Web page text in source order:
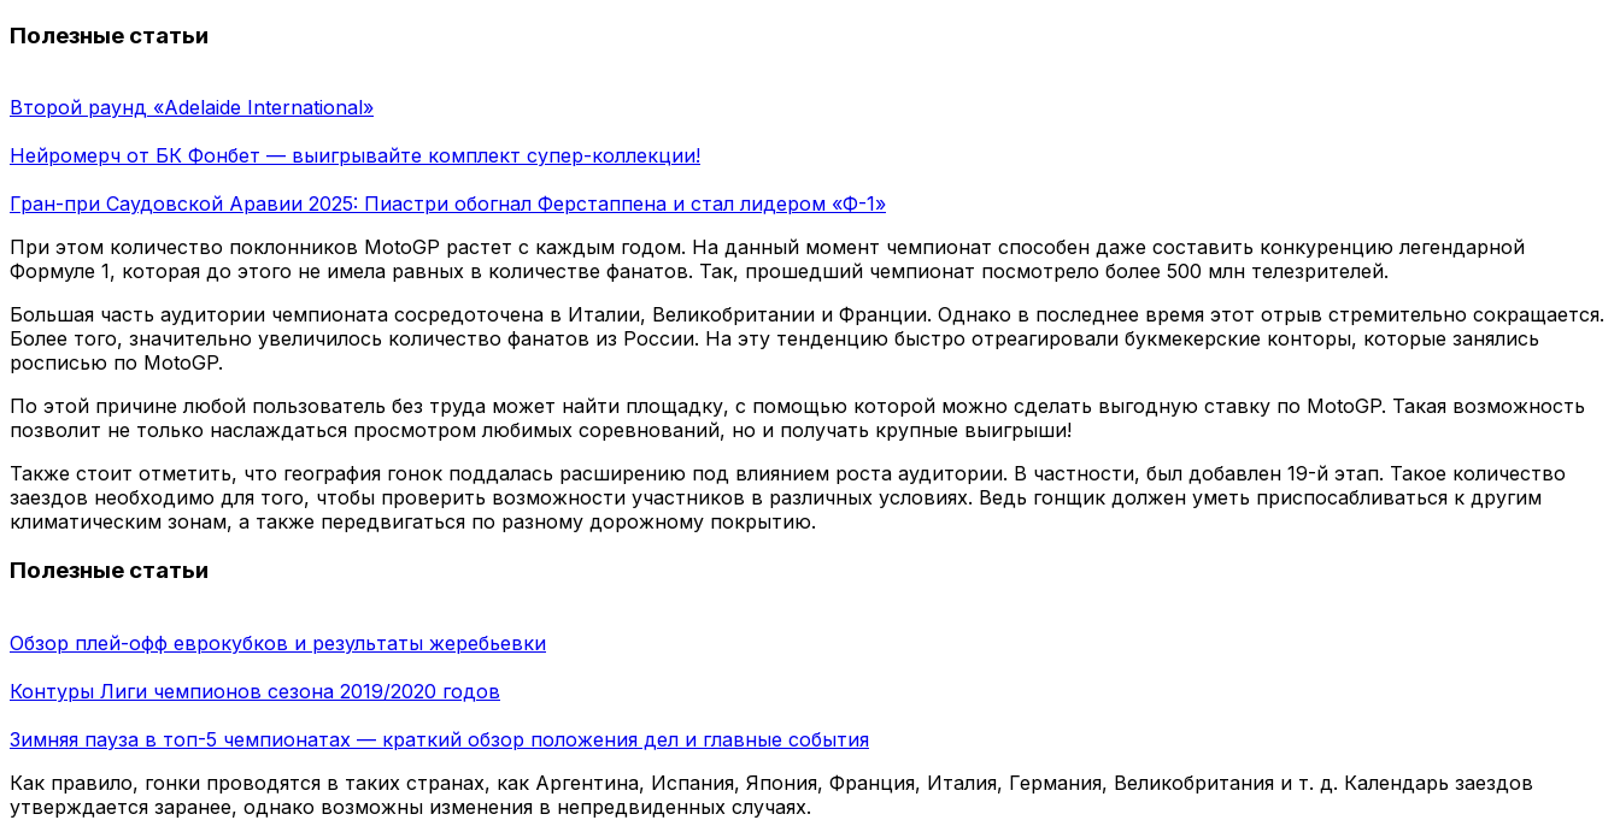
Полезные статьи
Второй раунд «Adelaide International»
Нейромерч от БК Фонбет — выигрывайте комплект супер-коллекции!
Гран-при Саудовской Аравии 2025: Пиастри обогнал Ферстаппена и стал лидером «Ф-1»
При этом количество поклонников MotoGP растет с каждым годом. На данный момент чемпионат способен даже составить конкуренцию легендарной
Формуле 1, которая до этого не имела равных в количестве фанатов. Так, прошедший чемпионат посмотрело более 500 млн телезрителей.
Большая часть аудитории чемпионата сосредоточена в Италии, Великобритании и Франции. Однако в последнее время этот отрыв стремительно сокращается.
Более того, значительно увеличилось количество фанатов из России. На эту тенденцию быстро отреагировали букмекерские конторы, которые занялись
росписью по MotoGP.
По этой причине любой пользователь без труда может найти площадку, с помощью которой можно сделать выгодную ставку по MotoGP. Такая возможность
позволит не только наслаждаться просмотром любимых соревнований, но и получать крупные выигрыши!
Также стоит отметить, что география гонок поддалась расширению под влиянием роста аудитории. В частности, был добавлен 19-й этап. Такое количество
заездов необходимо для того, чтобы проверить возможности участников в различных условиях. Ведь гонщик должен уметь приспосабливаться к другим
климатическим зонам, а также передвигаться по разному дорожному покрытию.
Полезные статьи
Обзор плей-офф еврокубков и результаты жеребьевки
Контуры Лиги чемпионов сезона 2019/2020 годов
Зимняя пауза в топ-5 чемпионатах — краткий обзор положения дел и главные события
Как правило, гонки проводятся в таких странах, как Аргентина, Испания, Япония, Франция, Италия, Германия, Великобритания и т. д. Календарь заездов
утверждается заранее, однако возможны изменения в непредвиденных случаях.